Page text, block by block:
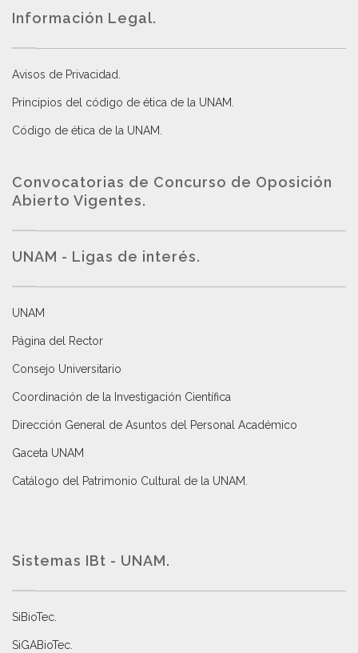
Información Legal.
Avisos de Privacidad
Principios del código de ética de la UNAM
Código de ética de la UNAM
Convocatorias de Concurso de Oposición
Abierto Vigentes.
UNAM - Ligas de interés.
UNAM
Página del Rector
Consejo Universitario
Coordinación de la Investigación Científica
Dirección General de Asuntos del Personal Académico
Gaceta UNAM
Catálogo del Patrimonio Cultural de la UNAM.
Sistemas IBt - UNAM.
SiBioTec
SiGABioTec.